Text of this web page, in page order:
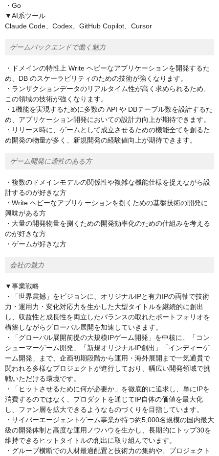
・Go
▼AI系ツール
Claude Code、Codex、GitHub Copilot、Cursor
ゲームバックエンドで働く魅力
・ドメインの特性上 Write ヘビーなアプリケーションを開発するた
め、DB のスケーラビリティのための技術が強くなります。
・ランザクションデータのリアルタイム性が高く求められるため、
この領域の技術が強くなります。
・1機能を実現するために多数の API や DBテーブル数を設計するた
め、アプリケーション開発においての設計力向上が期待できます。
・リリース時に、ゲームとして成立させるための機能全てを創るた
め開発の物量が多く、新規開発の経験値向上が期待できます。
ゲーム開発に適性のある方
・複数のドメインモデルの関係性や複雑な機能仕様を捉えながら設
計するのが好きな方
・Write ヘビーなアプリケーションを捌くための基盤技術の開発に
興味がある方
・大量の開発物量を捌くための開発効率化のための仕組みを考える
のが好きな方
・ゲームが好きな方
会社の魅力
▼事業戦略
・「世界震撼」をビジョンに、オリジナルIPと有力IPの両軸で技術
力・運用力・変化対応力を生かした大型タイトルを継続的に創出
し、収益性と成長性を両立したバランスの取れたポートフォリオを
構築しながらグローバル展開を加速していきます。
・「グローバル展開前提の大規模IPゲーム開発」を中核に、「コン
シューマーゲーム開発」「新規オリジナルIP創出」「インディーゲ
ーム開発」まで、企画初期段階から運用・海外展開まで一気通貫で
関われる多様なプロジェクトが進行しており、幅広い開発領域で挑
戦いただける環境です。
・「ヒットさせるために何が必要か」を徹底的に追求し、単にIPを
消費するのではなく、プロダクトを通じてIP自体の価値を最大化
し、ファン層を拡大できるようなものづくりを目指しています。
・サイバーエージェントゲーム事業が持つ約5,000名規模の国内最大
級の開発体制と高度な運用ノウハウを生かし、長期的にトップ30を
維持できるヒットタイトルの創出に取り組んでいます。
・グループ横断での人材最適配置と技術力の集約や、プロジェクト